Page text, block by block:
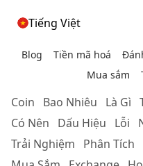
Tiếng Việt
Blog Tiền mã hoá
Mua sắm
Coin Bao Nhiêu Là Gì
Có Nên
Dấu Hiệu Lỗi
Trải Nghiệm
Phân Tích